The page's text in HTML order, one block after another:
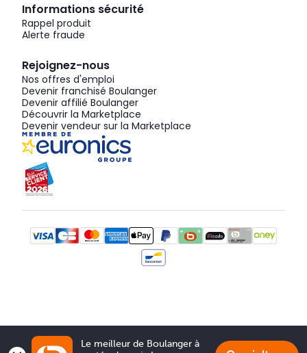
Informations sécurité
Rappel produit
Alerte fraude
Rejoignez-nous
Nos offres d'emploi
Devenir franchisé Boulanger
Devenir affilié Boulanger
Découvrir la Marketplace
Devenir vendeur sur la Marketplace
Le meilleur de Boulanger à